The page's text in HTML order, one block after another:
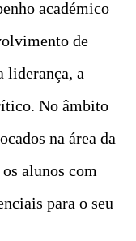
académico
de
liderança, a
No âmbito
na área da
alunos com
para o seu